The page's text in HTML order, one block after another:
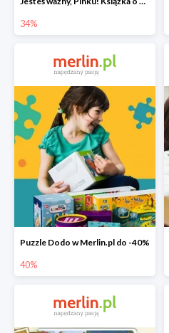
34%
Puzzle Dodo w Merlin.pl do -40%
40%